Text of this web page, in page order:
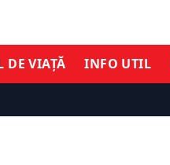
DE VIAȚĂ INFO UTIL